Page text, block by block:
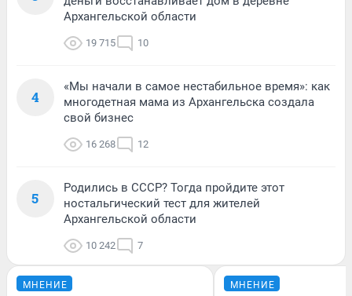
Архангельской области
19 715 10
4
«Мы начали в самое нестабильное время»: как
многодетная мама из Архангельска создала
свой бизнес
16 268 12
5
Родились в СССР? Тогда пройдите этот
ностальгический тест для жителей
Архангельской области
10 242 7
МНЕНИЕ МНЕНИЕ